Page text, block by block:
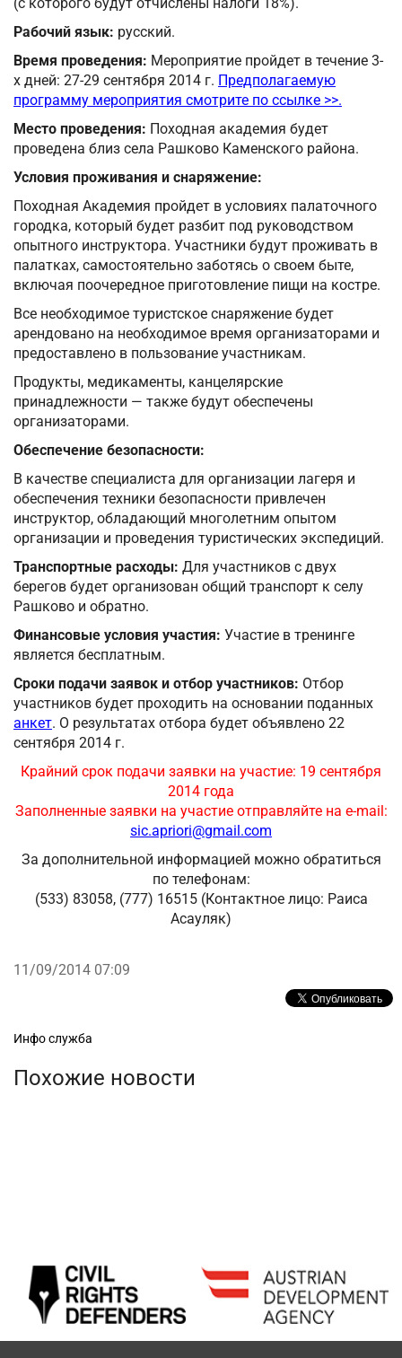
Рабочий язык: русский.
Время проведения: Мероприятие пройдет в течение 3-
х дней: 27-29 сентября 2014 г. Предполагаемую
программу мероприятия смотрите по ссылке >>.
Место проведения: Походная академия будет
проведена близ села Рашково Каменского района.
Условия проживания и снаряжение:
Походная Академия пройдет в условиях палаточного
городка, который будет разбит под руководством
опытного инструктора. Участники будут проживать в
палатках, самостоятельно заботясь о своем быте,
включая поочередное приготовление пищи на костре.
Все необходимое туристское снаряжение будет
арендовано на необходимое время организаторами и
предоставлено в пользование участникам.
Продукты, медикаменты, канцелярские
принадлежности — также будут обеспечены
организаторами.
Обеспечение безопасности:
В качестве специалиста для организации лагеря и
обеспечения техники безопасности привлечен
инструктор, обладающий многолетним опытом
организации и проведения туристических экспедиций.
Транспортные расходы: Для участников с двух
берегов будет организован общий транспорт к селу
Рашково и обратно.
Финансовые условия участия: Участие в тренинге
является бесплатным.
Сроки подачи заявок и отбор участников: Отбор
участников будет проходить на основании поданных
анкет. О результатах отбора будет объявлено 22
сентября 2014 г.
Крайний срок подачи заявки на участие: 19 сентября
2014 года
Заполненные заявки на участие отправляйте на e-mail:
sic.apriori@gmail.com
За дополнительной информацией можно обратиться
по телефонам:
(533) 83058, (777) 16515 (Контактное лицо: Раиса
Асауляк)
11/09/2014 07:09
Рубрики
Инфо служба
Похожие новости